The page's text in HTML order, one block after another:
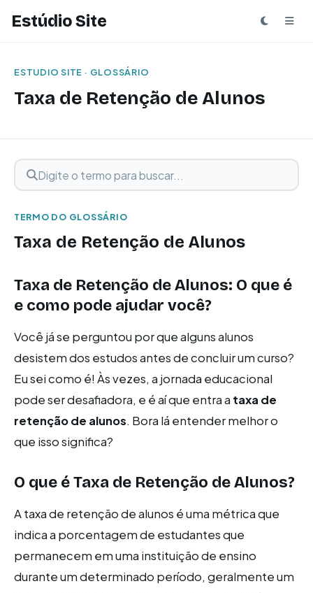
Estúdio Site
ESTUDIO SITE · GLOSSÁRIO
Taxa de Retenção de Alunos
Buscar termo
Digite o termo para buscar
TERMO DO GLOSSÁRIO
Taxa de Retenção de Alunos
Taxa de Retenção de Alunos: O que é
e como pode ajudar você?
Você já se perguntou por que alguns alunos
desistem dos estudos antes de concluir um curso?
Eu sei como é! Às vezes, a jornada educacional
pode ser desafiadora, e é aí que entra a taxa de
retenção de alunos. Bora lá entender melhor o
que isso significa?
O que é Taxa de Retenção de Alunos?
A taxa de retenção de alunos é uma métrica que
indica a porcentagem de estudantes que
permanecem em uma instituição de ensino
durante um determinado período, geralmente um